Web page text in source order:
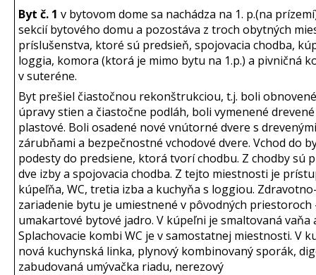
Byt č. 1 v bytovom dome sa nachádza na 1. p.(na
sekcií bytového domu a pozostáva z troch obytných
príslušenstva, ktoré sú predsieň, spojovacia chodba,
loggia, komora (ktorá je mimo bytu na 1.p.) a pivničná
v suteréne.
Byt prešiel čiastočnou rekonštrukciou, t.j. boli
úpravy stien a čiastočne podláh, boli vymenené
plastové. Boli osadené nové vnútorné dvere s drevenými
zárubňami a bezpečnostné vchodové dvere. Vchod do
podesty do predsiene, ktorá tvorí chodbu. Z chodby sú
dve izby a spojovacia chodba. Z tejto miestnosti je
kúpeľňa, WC, tretia izba a kuchyňa s loggiou.
zariadenie bytu je umiestnené v pôvodných priestoroch
umakartové bytové jadro. V kúpeľni je smaltovaná vaňa
Splachovacie kombi WC je v samostatnej miestnosti. V
nová kuchynská linka, plynový kombinovaný sporák,
zabudovaná umývačka riadu, nerezový